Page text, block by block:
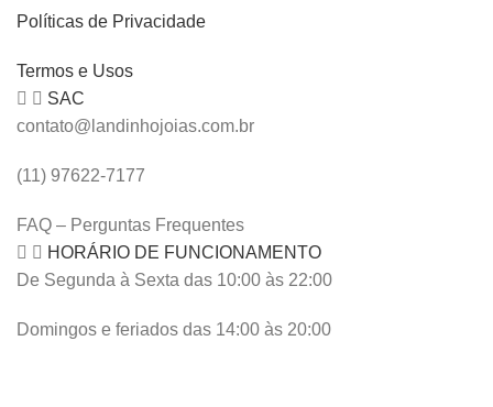
Políticas de Privacidade
Termos e Usos
SAC
contato@landinhojoias.com.br
(11) 97622-7177
FAQ – Perguntas Frequentes
HORÁRIO DE FUNCIONAMENTO
De Segunda à Sexta das 10:00 às 22:00
Domingos e feriados das 14:00 às 20:00